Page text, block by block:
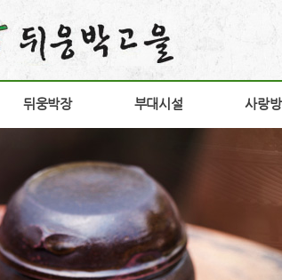
뒤웅박장 부대시설 사랑방
뒤웅박장 부대시설 사랑방
상품소개
연구개발
구절초고추장
가비향
전시판매장
홍보